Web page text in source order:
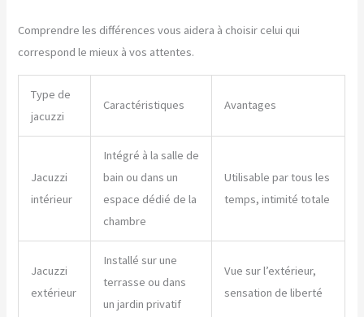
Comprendre les différences vous aidera à choisir celui qui
correspond le mieux à vos attentes.
Type de
jacuzzi
Caractéristiques Avantages
Jacuzzi
intérieur
Intégré à la salle de
bain ou dans un
espace dédié de la
chambre
Utilisable par tous les
temps, intimité totale
Jacuzzi
extérieur
Installé sur une
terrasse ou dans
un jardin privatif
Vue sur l’extérieur,
sensation de liberté